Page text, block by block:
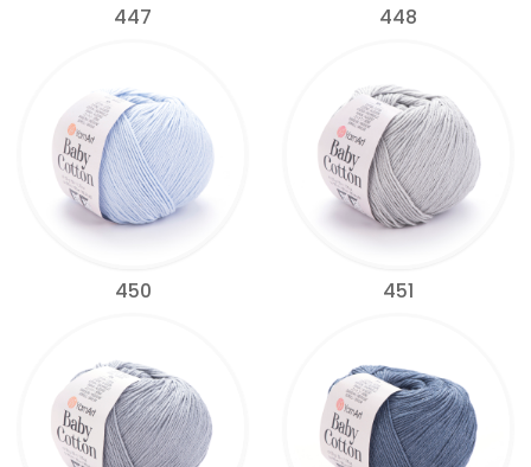
447 448
450 451